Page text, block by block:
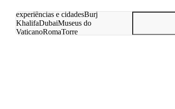
experiências e cidadesBurj
KhalifaDubaiMuseus do
VaticanoRomaTorre